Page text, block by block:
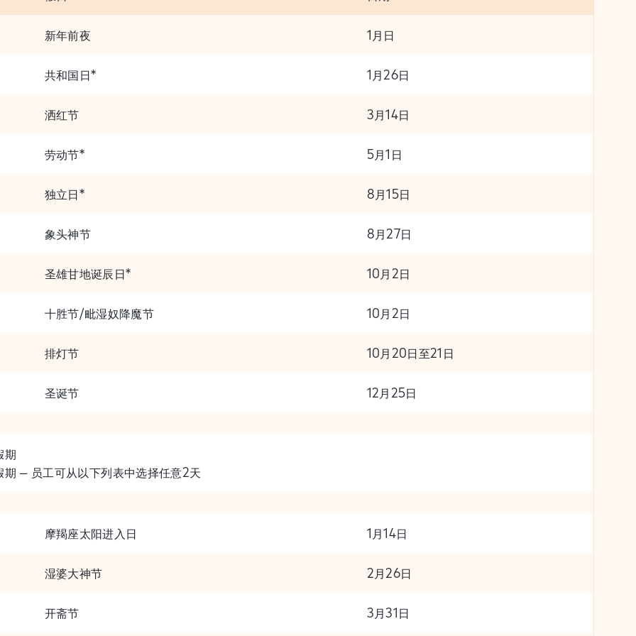
新年前夜 1月日
共和国日* 1月26日
洒红节 3月14日
劳动节* 5月1日
独立日* 8月15日
象头神节 8月27日
圣雄甘地诞辰日* 10月2日
十胜节/毗湿奴降魔节 10月2日
排灯节 10月20日至21日
圣诞节 12月25日
期
期 – 员工可从以下列表中选择任意2天
摩羯座太阳进入日 1月14日
湿婆大神节 2月26日
开斋节 3月31日